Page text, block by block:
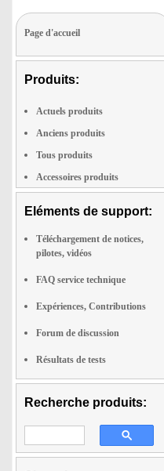
Page d'accueil
Produits:
Actuels produits
Anciens produits
Tous produits
Accessoires produits
Eléments de support:
Téléchargement de notices,
pilotes, vidéos
FAQ service technique
Expériences, Contributions
Forum de discussion
Résultats de tests
Recherche produits: